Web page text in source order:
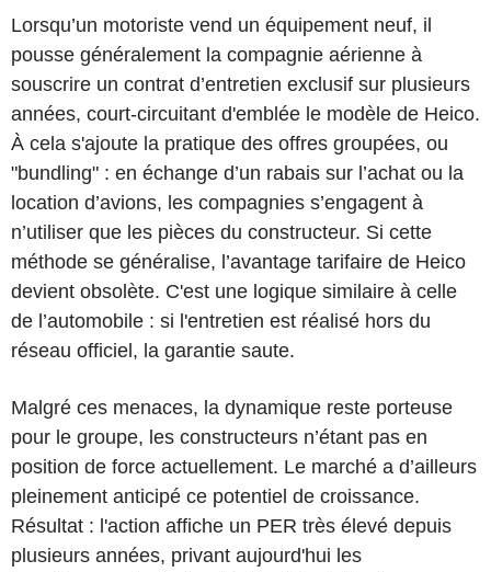
Lorsqu’un motoriste vend un équipement neuf, il
pousse généralement la compagnie aérienne à
souscrire un contrat d’entretien exclusif sur plusieurs
années, court-circuitant d'emblée le modèle de Heico.
À cela s'ajoute la pratique des offres groupées, ou
"bundling" : en échange d’un rabais sur l’achat ou la
location d’avions, les compagnies s’engagent à
n’utiliser que les pièces du constructeur. Si cette
méthode se généralise, l’avantage tarifaire de Heico
devient obsolète. C'est une logique similaire à celle
de l’automobile : si l'entretien est réalisé hors du
réseau officiel, la garantie saute.
Malgré ces menaces, la dynamique reste porteuse
pour le groupe, les constructeurs n’étant pas en
position de force actuellement. Le marché a d’ailleurs
pleinement anticipé ce potentiel de croissance.
Résultat : l'action affiche un PER très élevé depuis
plusieurs années, privant aujourd'hui les